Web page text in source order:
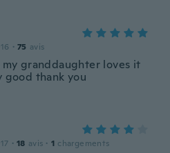
· 75 avis
granddaughter loves it
thank you
· 18 avis · 1 chargements